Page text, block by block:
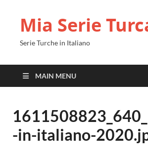
Mia Serie
Serie Turche in Italiano
MAIN MENU
-in-italiano-